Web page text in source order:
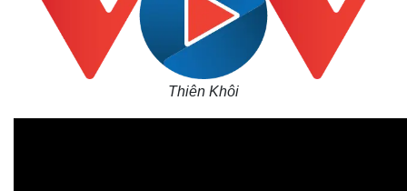
Bất động sản
Thị trường
Tỷ giá
Thiên Khôi